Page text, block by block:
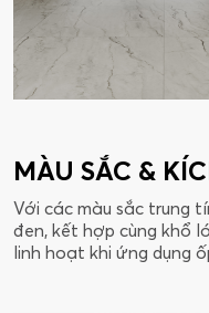
MÀU SẮC &
Với các màu sắc trung
đen, kết hợp cùng khổ
linh hoạt khi ứng dụng